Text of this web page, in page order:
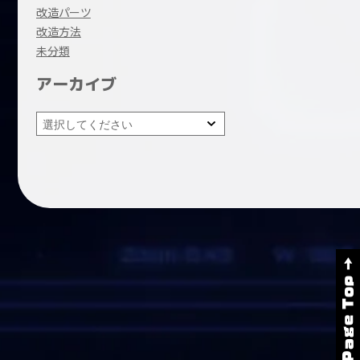
改造パーツ
改造方法
未分類
アーカイブ
Page Top →